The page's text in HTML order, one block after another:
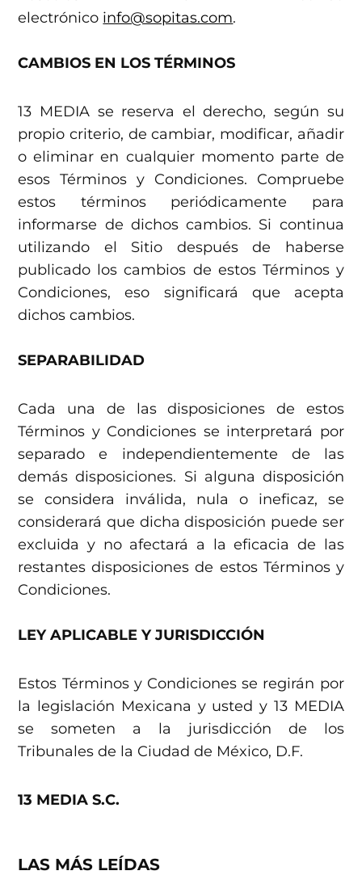
electrónico info@sopitas.com.
CAMBIOS EN LOS TÉRMINOS
13 MEDIA se reserva el derecho, según su
propio criterio, de cambiar, modificar, añadir
o eliminar en cualquier momento parte de
esos Términos y Condiciones. Compruebe
estos términos periódicamente para
informarse de dichos cambios. Si continua
utilizando el Sitio después de haberse
publicado los cambios de estos Términos y
Condiciones, eso significará que acepta
dichos cambios.
SEPARABILIDAD
Cada una de las disposiciones de estos
Términos y Condiciones se interpretará por
separado e independientemente de las
demás disposiciones. Si alguna disposición
se considera inválida, nula o ineficaz, se
considerará que dicha disposición puede ser
excluida y no afectará a la eficacia de las
restantes disposiciones de estos Términos y
Condiciones.
LEY APLICABLE Y JURISDICCIÓN
Estos Términos y Condiciones se regirán por
la legislación Mexicana y usted y 13 MEDIA
se someten a la jurisdicción de los
Tribunales de la Ciudad de México, D.F.
13 MEDIA S.C.
LAS MÁS LEÍDAS